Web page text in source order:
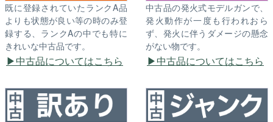
既に登録されていたランクA品
よりも状態が良い等の時のみ登
録する、ランクAの中でも特に
きれいな中古品です。
中古品についてはこちら
中古品の発火式モデルガンで、
発火動作が一度も行われおら
ず、発火に伴うダメージの懸念
がない物です。
中古品についてはこちら